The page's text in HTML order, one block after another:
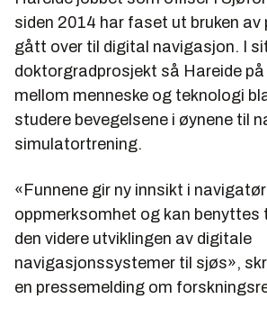
siden 2014 har faset ut bruken av
gått over til digital navigasjon. I
doktorgradprosjekt så Hareide
mellom menneske og teknologi
studere bevegelsene i øynene til
simulatortrening.
«Funnene gir ny innsikt i
oppmerksomhet og kan benyttes
den videre utviklingen av digitale
navigasjonssystemer til sjøs»,
en pressemelding om